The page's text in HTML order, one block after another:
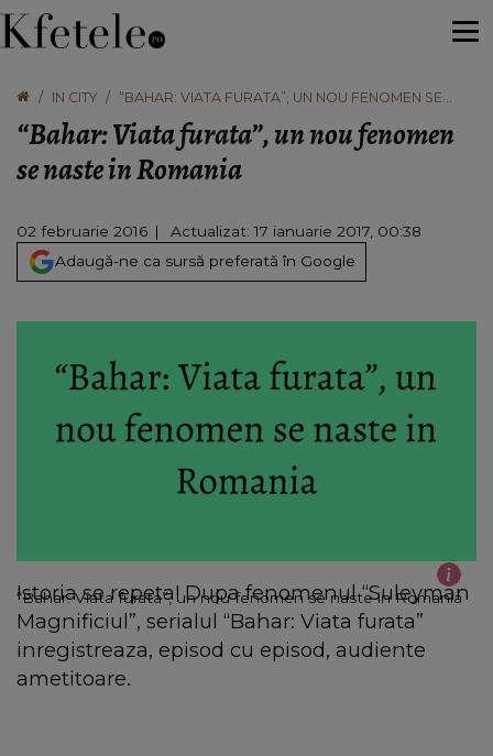
IN CITY
“BAHAR: VIATA FURATA”, UN NOU FENOMEN SE
“Bahar: Viata furata”, un nou fenomen
se naste in Romania
02 februarie 2016
Actualizat: 17 ianuarie 2017, 00:38
Adaugă-ne ca sursă preferată în Google
“Bahar: Viata furata”, un nou fenomen se naste in Romania
Istoria se repeta! Dupa fenomenul “Suleyman
Magnificiul”, serialul “Bahar: Viata furata”
inregistreaza, episod cu episod, audiente
ametitoare.